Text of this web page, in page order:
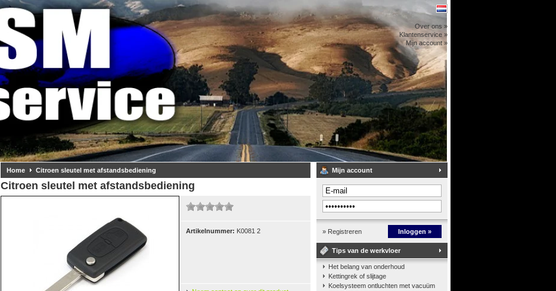
Over ons »
Klantenservice »
Mijn account »
Home Citroen sleutel met afstandsbediening
Citroen sleutel met afstandsbediening
Artikelnummer: K0081 2
Mijn account
» Registreren Inloggen »
Tips van de werkvloer
Het belang van onderhoud
Kettingrek of slijtage
Koelsysteem ontluchten met vacuüm